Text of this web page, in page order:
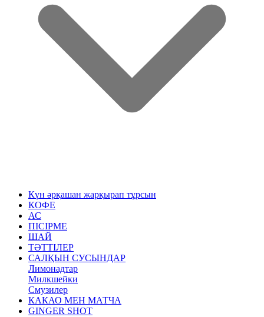
Күн әрқашан жарқырап тұрсын
КОФЕ
АС
ПІСІРМЕ
ШАЙ
ТӘТТІЛЕР
САЛҚЫН СУСЫНДАР
Лимонадтар
Милкшейки
Смузилер
КАКАО МЕН МАТЧА
GINGER SHOT